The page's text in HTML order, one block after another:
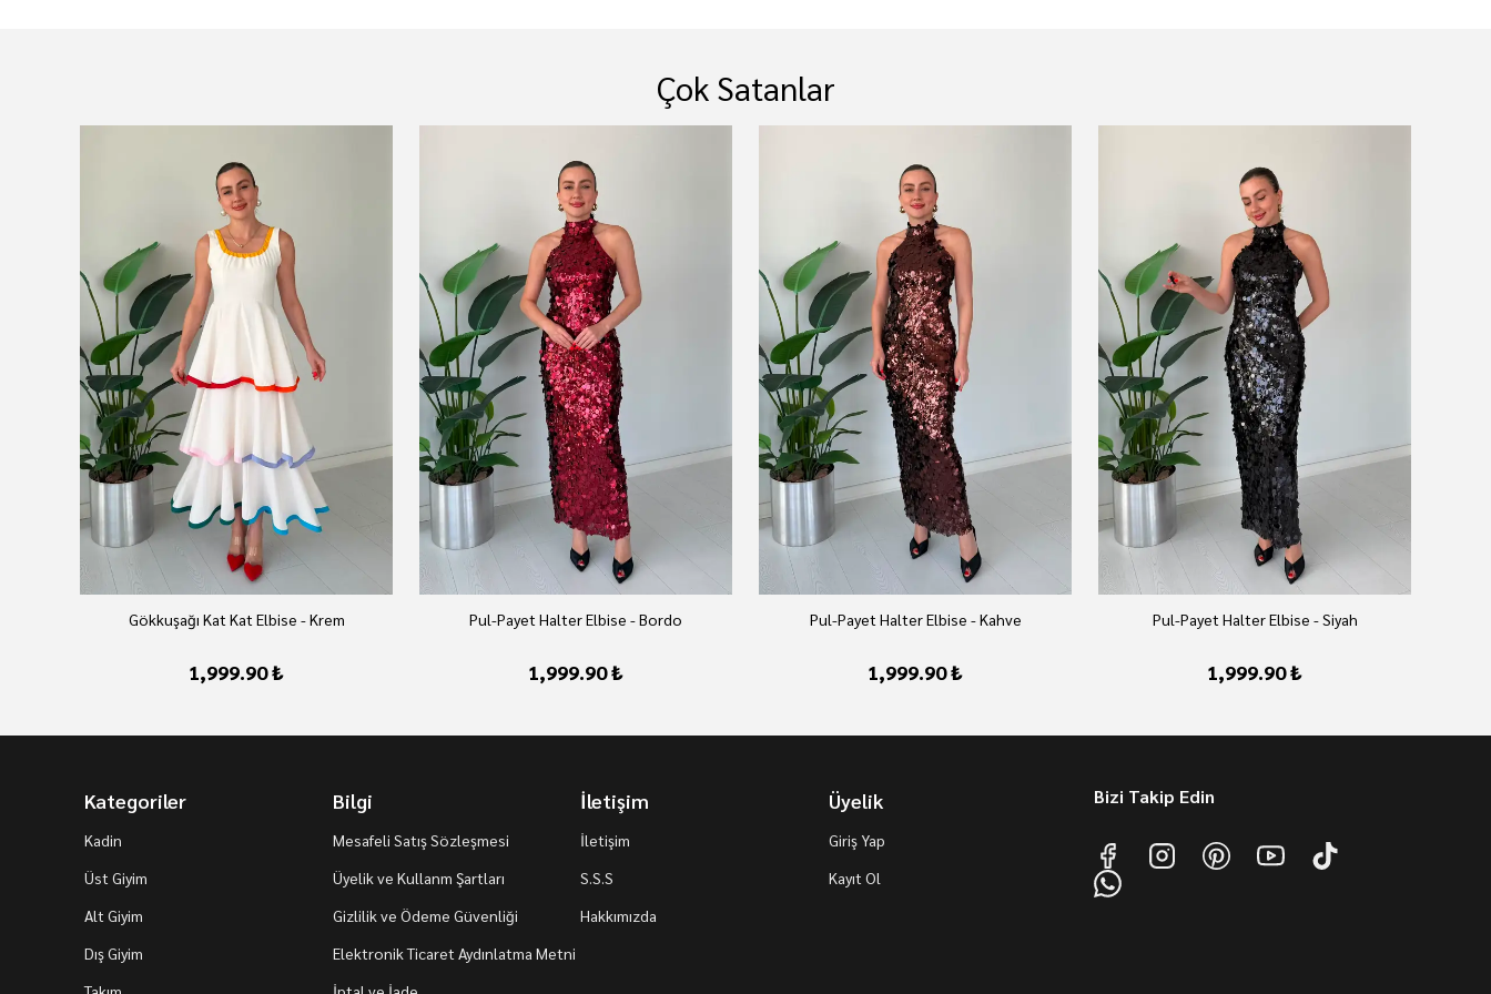
Çok Satanlar
Gökkuşağı Kat Kat Elbise - Krem
1,999.90 ₺
Pul-Payet Halter Elbise - Bordo
1,999.90 ₺
Pul-Payet Halter Elbise - Kahve
1,999.90 ₺
Pul-Payet Halter Elbise - Siyah
1,999.90 ₺
Kategoriler
Kadin
Üst Giyim
Alt Giyim
Dış Giyim
Bilgi
Mesafeli Satış Sözleşmesi
Üyelik ve Kullanm Şartları
Gizlilik ve Ödeme Güvenliği
Elektronik Ticaret Aydınlatma Metni
İletişim
İletişim
S.S.S
Hakkımızda
Üyelik
Giriş Yap
Kayıt Ol
Bizi Takip Edin